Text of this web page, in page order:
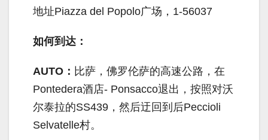
地址Piazza del Popolo广场，1-56037
如何到达：
AUTO： 比萨，佛罗伦萨的高速公路，在
Pontedera酒店- Ponsacco退出，按照对沃
尔泰拉的SS439，然后迂回到后Peccioli
Selvatelle村。